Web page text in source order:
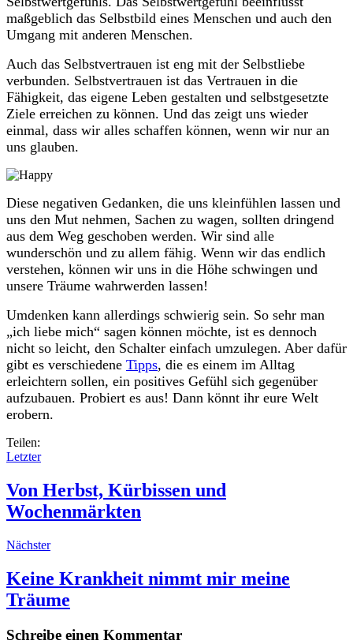
maßgeblich das Selbstbild eines Menschen und auch den
Umgang mit anderen Menschen.
Auch das Selbstvertrauen ist eng mit der Selbstliebe
verbunden. Selbstvertrauen ist das Vertrauen in die
Fähigkeit, das eigene Leben gestalten und selbstgesetzte
Ziele erreichen zu können. Und das zeigt uns wieder
einmal, dass wir alles schaffen können, wenn wir nur an
uns glauben.
Diese negativen Gedanken, die uns kleinfühlen lassen und
uns den Mut nehmen, Sachen zu wagen, sollten dringend
aus dem Weg geschoben werden. Wir sind alle
wunderschön und zu allem fähig. Wenn wir das endlich
verstehen, können wir uns in die Höhe schwingen und
unsere Träume wahrwerden lassen!
Umdenken kann allerdings schwierig sein. So sehr man
„ich liebe mich“ sagen können möchte, ist es dennoch
nicht so leicht, den Schalter einfach umzulegen. Aber dafür
gibt es verschiedene Tipps, die es einem im Alltag
erleichtern sollen, ein positives Gefühl sich gegenüber
aufzubauen. Probiert es aus! Dann könnt ihr eure Welt
erobern.
Teilen:
Letzter
Von Herbst, Kürbissen und
Wochenmärkten
Nächster
Keine Krankheit nimmt mir meine
Träume
Schreibe einen Kommentar